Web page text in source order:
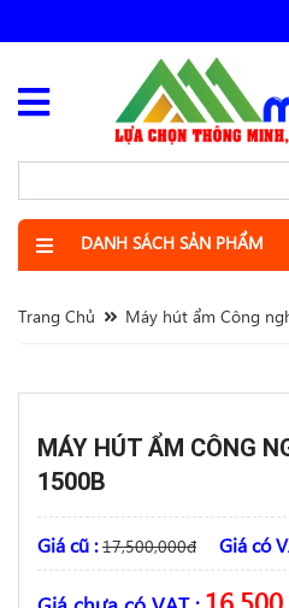
DANH SÁCH SẢN PHẨM
Trang Chủ Máy hút ẩm Công
MÁY HÚT ẨM CÔNG
1500B
Giá cũ : 17,500,000đ Giá có